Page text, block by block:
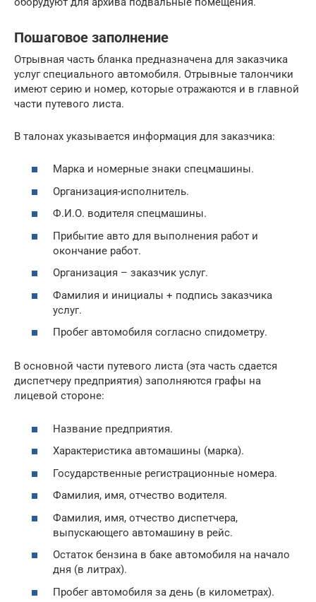
Пошаговое заполнение
Отрывная часть бланка предназначена для заказчика
услуг специального автомобиля. Отрывные талончики
имеют серию и номер, которые отражаются и в главной
части путевого листа.
В талонах указывается информация для заказчика:
Марка и номерные знаки спецмашины.
Организация-исполнитель.
Ф.И.О. водителя спецмашины.
Прибытие авто для выполнения работ и
окончание работ.
Организация – заказчик услуг.
Фамилия и инициалы + подпись заказчика
услуг.
Пробег автомобиля согласно спидометру.
В основной части путевого листа (эта часть сдается
диспетчеру предприятия) заполняются графы на
лицевой стороне:
Название предприятия.
Характеристика автомашины (марка).
Государственные регистрационные номера.
Фамилия, имя, отчество водителя.
Фамилия, имя, отчество диспетчера,
выпускающего автомашину в рейс.
Остаток бензина в баке автомобиля на начало
дня (в литрах).
Пробег автомобиля за день (в километрах).